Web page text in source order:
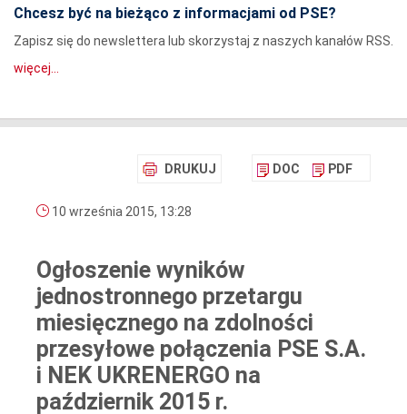
Chcesz być na bieżąco z informacjami od PSE?
Zapisz się do newslettera lub skorzystaj z naszych kanałów RSS.
więcej...
DRUKUJ DOC PDF
10 września 2015, 13:28
Ogłoszenie wyników
jednostronnego przetargu
miesięcznego na zdolności
przesyłowe połączenia PSE S.A.
i NEK UKRENERGO na
październik 2015 r.